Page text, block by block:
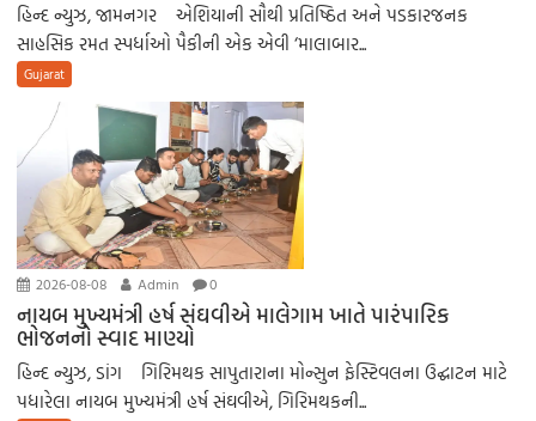
હિન્દ ન્યુઝ, જામનગર એશિયાની સૌથી પ્રતિષ્ઠિત અને પડકારજનક
સાહસિક રમત સ્પર્ધાઓ પૈકીની એક એવી ‘માલાબાર...
Gujarat
2026-08-08 Admin 0
નાયબ મુખ્યમંત્રી હર્ષ સંઘવીએ માલેગામ ખાતે પારંપારિક
ભોજનનો સ્વાદ માણ્યો
હિન્દ ન્યુઝ, ડાંગ ગિરિમથક સાપુતારાના મોન્સુન ફેસ્ટિવલના ઉદ્ઘાટન માટે
પધારેલા નાયબ મુખ્યમંત્રી હર્ષ સંઘવીએ, ગિરિમથકની...